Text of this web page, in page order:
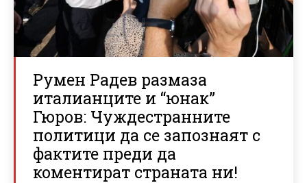
Румен Радев размаза
италианците и “юнак”
Гюров: Чуждестранните
политици да се запознаят с
фактите преди да
коментират страната ни!